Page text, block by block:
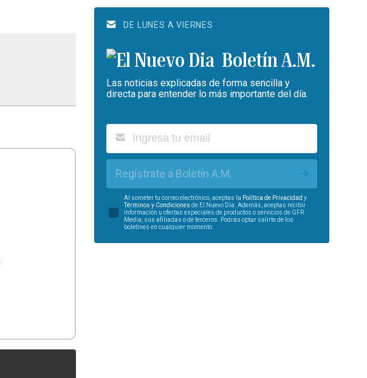
DE LUNES A VIERNES
Boletín A.M.
Las noticias explicadas de forma sencilla y
directa para entender lo más importante del día.
Regístrate a Boletín A.M.
Al someter tu correo electrónico, aceptas la Política de Privacidad y
Términos y Condiciones de El Nuevo Día. Además, aceptas recibir
información u ofertas especiales de productos o servicios de GFR
Media, sus afiliadas o de terceros. Podrás optar salirte de los
boletines en cualquier momento.